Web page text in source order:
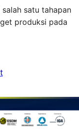
satu tahapan
produksi pada